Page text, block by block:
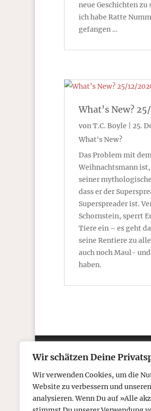
Wir schätzen Deine
Wir verwenden Cookies, um die
Website zu verbessern und
analysieren. Wenn Du auf »Alle
neue Geschichten zu
ich habe Ratte
gefangen …
What’s New?
vonT.C. Boyle 25.
What's New?
Das Problem mit
Weihnachtsmann
seiner
dass er der
Superspreader ist.
Schornstein, sperrt
Tiere ein – es geht
seine Rentiere zu
auch noch Maul-
haben.
Kontakt
Telefon: 05306 912 418